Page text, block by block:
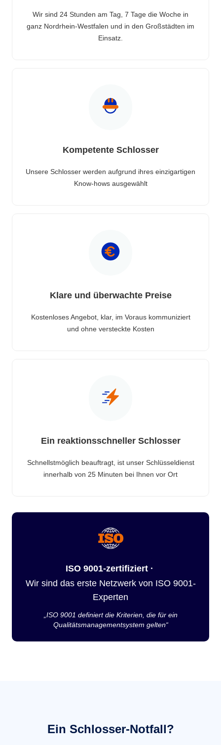
Wir sind 24 Stunden am Tag, 7 Tage die Woche in
ganz Nordrhein-Westfalen und in den Großstädten im
Einsatz.
Kompetente Schlosser
Unsere Schlosser werden aufgrund ihres einzigartigen
Know-hows ausgewählt
Klare und überwachte Preise
Kostenloses Angebot, klar, im Voraus kommuniziert
und ohne versteckte Kosten
Ein reaktionsschneller Schlosser
Schnellstmöglich beauftragt, ist unser Schlüsseldienst
innerhalb von 25 Minuten bei Ihnen vor Ort
ISO 9001-zertifiziert ·
Wir sind das erste Netzwerk von ISO 9001-
Experten
„ISO 9001 definiert die Kriterien, die für ein
Qualitätsmanagementsystem gelten“
Ein Schlosser-Notfall?